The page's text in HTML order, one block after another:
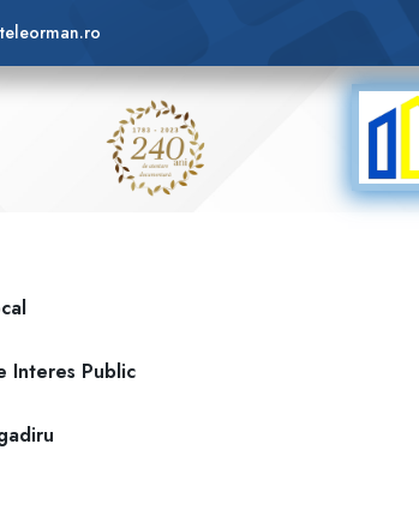
Interes Public